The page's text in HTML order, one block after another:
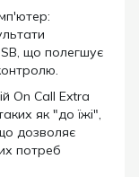
що полегшує
On Call Extra
як "до їжі",
дозволяє
потреб